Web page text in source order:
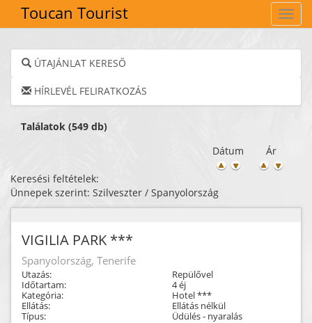
Toucan Tourist
ÚTAJÁNLAT KERESŐ
HÍRLEVÉL FELIRATKOZÁS
Találatok (549 db)
Ár
Dátum
Keresési feltételek:
Ünnepek szerint: Szilveszter / Spanyolország
VIGILIA PARK ***
Spanyolország, Tenerife
Utazás:
Repülővel
Időtartam:
4 éj
Kategória:
Hotel ***
Ellátás:
Ellátás nélkül
Típus:
Üdülés - nyaralás